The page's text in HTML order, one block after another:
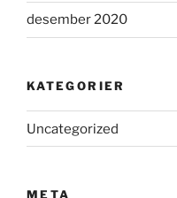
desember 2020
KATEGORIER
Uncategorized
META